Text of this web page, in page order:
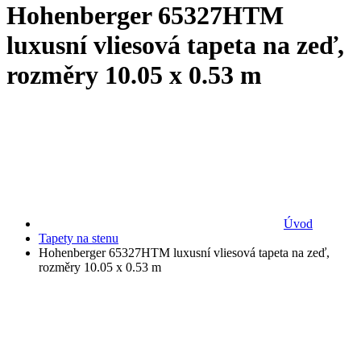
Hohenberger 65327HTM
luxusní vliesová tapeta na zeď,
rozměry 10.05 x 0.53 m
Úvod
Tapety na stenu
Hohenberger 65327HTM luxusní vliesová tapeta na zeď,
rozměry 10.05 x 0.53 m